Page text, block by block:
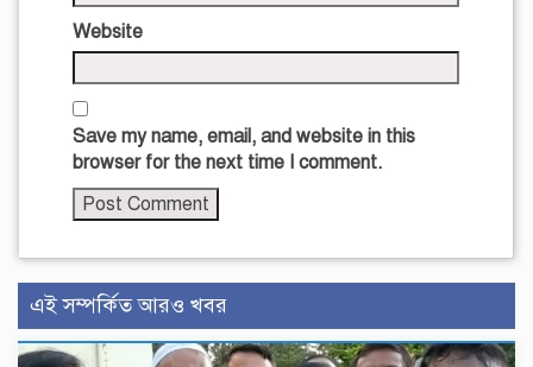
Website
Save my name, email, and website in this
browser for the next time I comment.
এই সম্পর্কিত আরও খবর